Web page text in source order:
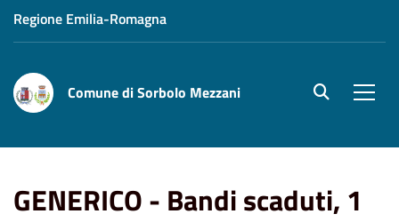
Regione Emilia-Romagna
Comune di Sorbolo Mezzani site.searc
GENERICO - Bandi scaduti, 1